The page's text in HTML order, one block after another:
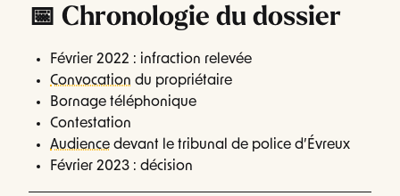
📅 Chronologie du dossier
Février 2022 : infraction relevée
Convocation du propriétaire
Bornage téléphonique
Contestation
Audience devant le tribunal de police d’Évreux
Février 2023 : décision